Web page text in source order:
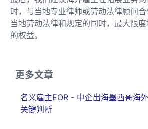
时，与当地专业律师或劳动法律顾问
当地劳动法律和规定的同时，最大限
的权益。
更多文章
名义雇主EOR - 中企出海墨西哥海
关键判断